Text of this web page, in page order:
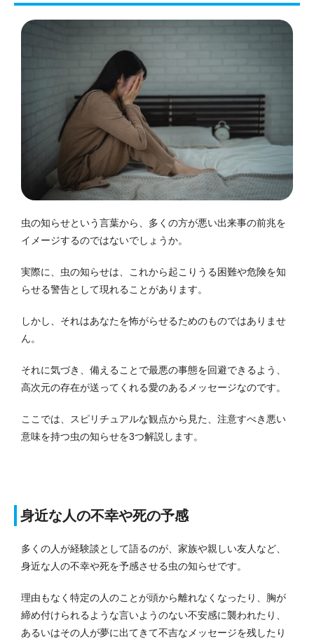
虫の知らせという言葉から、多くの方が悪い出来事の前兆を
イメージするのではないでしょうか。
実際に、虫の知らせは、これから起こりうる困難や危険を知
らせる警告として現れることがあります。
しかし、それはあなたを怖がらせるためのものではありませ
ん。
それに気づき、備えることで最悪の事態を回避できるよう、
高次元の存在が送ってくれる愛のあるメッセージなのです。
ここでは、スピリチュアルな観点から見た、注意すべき悪い
意味を持つ虫の知らせを3つ解説します。
身近な人の不幸や死の予感
多くの人が経験談として語るのが、家族や親しい友人など、
身近な人の不幸や死を予感させる虫の知らせです。
理由もなく特定の人のことが頭から離れなくなったり、胸が
締め付けられるような言いようのない不安感に襲われたり、
あるいはその人が夢に出てきて不吉なメッセージを残したり